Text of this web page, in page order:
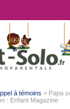
à témoins > Papa
: Enfant Magazine